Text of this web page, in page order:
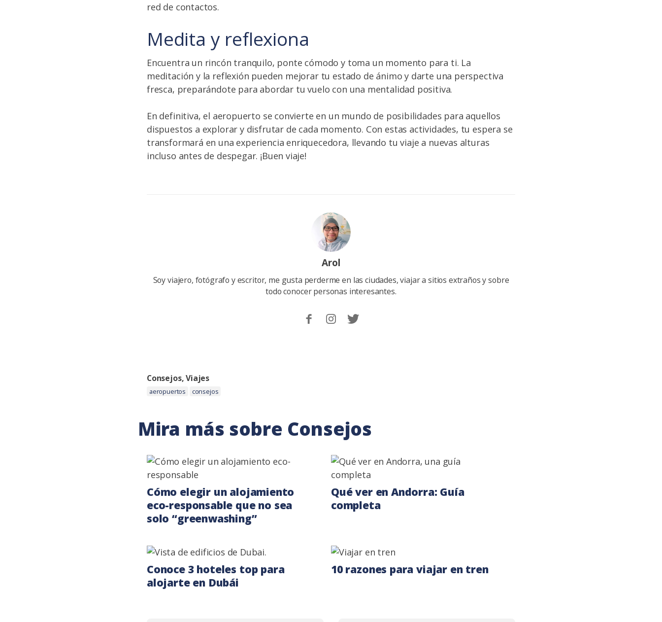
red de contactos.
Medita y reflexiona
Encuentra un rincón tranquilo, ponte cómodo y toma un momento para ti. La
meditación y la reflexión pueden mejorar tu estado de ánimo y darte una perspectiva
fresca, preparándote para abordar tu vuelo con una mentalidad positiva.
En definitiva, el aeropuerto se convierte en un mundo de posibilidades para aquellos
dispuestos a explorar y disfrutar de cada momento. Con estas actividades, tu espera se
transformará en una experiencia enriquecedora, llevando tu viaje a nuevas alturas
incluso antes de despegar. ¡Buen viaje!
Arol
Soy viajero, fotógrafo y escritor, me gusta perderme en las ciudades, viajar a sitios extraños y sobre
todo conocer personas interesantes.
SiguemeFollowFollow
Categoria:
Consejos,Viajes
Etiquetas:
aeropuertos consejos
Mira más sobre Consejos
Cómo elegir un alojamiento
eco-responsable que no sea
solo “greenwashing”
Qué ver en Andorra: Guía
completa
Conoce 3 hoteles top para
alojarte en Dubái
10 razones para viajar en tren